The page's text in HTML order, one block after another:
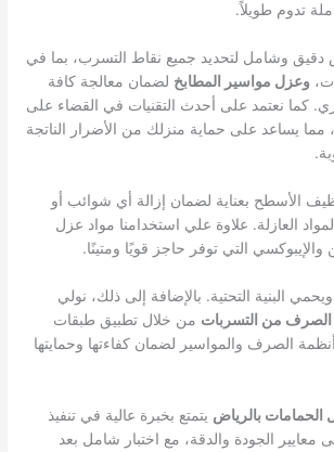
تدوم طويلاً.
دقيق وشامل لتحديد جميع نقاط التسرب، بما في
وعزل مواسير المطابخ لضمان معالجة كافة
كما نعتمد على أحدث التقنيات في القضاء على
يساعد على حماية منزلك من الأضرار الناتجة
الأسطح بعناية لضمان إزالة أي شوائب أو
العازلة. علاوة علي استخدامنا مواد عزل
والإيبوكسي التي توفر حاجز قويًا ومتينًا.
البنية التحتية. بالإضافة إلى ذلك، نولي
الصرف من التسربات من خلال تطبيق طبقات
الصرف والمواسير لضمان كفاءتها وحمايتها
الحمامات بالرياض يتمتع بخبرة عالية في تنفيذ
معايير الجودة والدقة، مع اختبار شامل بعد